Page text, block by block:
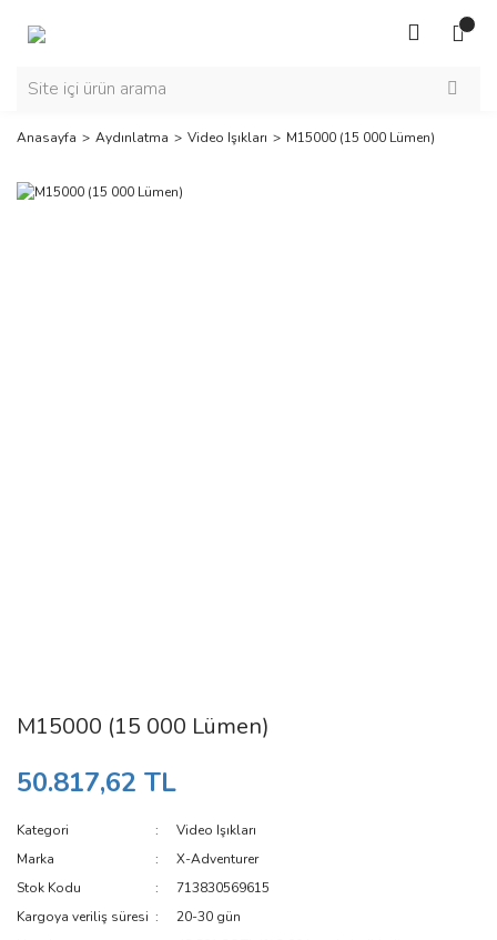
Anasayfa Aydınlatma Video Işıkları M15000 (15 000 Lümen)
M15000 (15 000 Lümen)
50.817,62 TL
Kategori
Video Işıkları
Marka
X-Adventurer
Stok Kodu
713830569615
Kargoya veriliş süresi
20-30 gün